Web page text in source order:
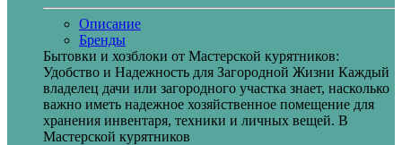
Описание
Бренды
Бытовки и хозблоки от Мастерской курятников:
Удобство и Надежность для Загородной Жизни Каждый
владелец дачи или загородного участка знает, насколько
важно иметь надежное хозяйственное помещение для
хранения инвентаря, техники и личных вещей. В
Мастерской курятников